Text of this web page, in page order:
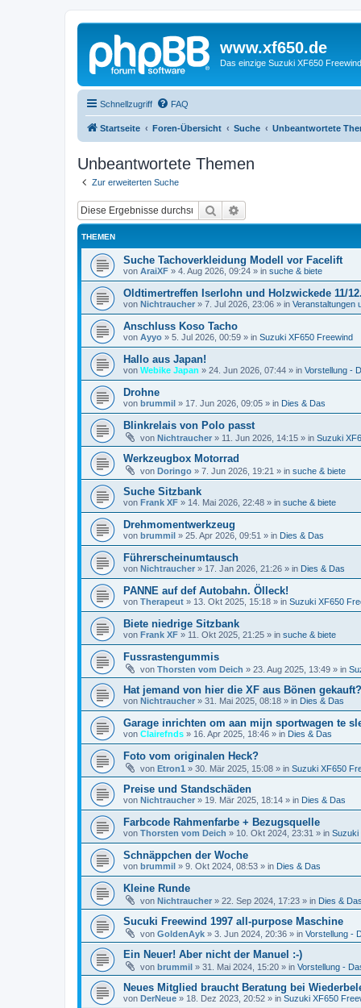
www.xf650.de
Das einzige Suzuki XF650
Schnellzugriff FAQ
Startseite Foren-Übersicht Suche Unbeantwortete
Unbeantwortete Themen
Zur erweiterten Suche
Suche
THEMEN
Suche Tachoverkleidung Modell vor Facelift
von AraiXF » 4. Aug 2026, 09:24 » in suche & biete
Oldtimertreffen Iserlohn und Holzwickede 11/
von Nichtraucher » 7. Jul 2026, 23:06 » in Veranstaltungen
Anschluss Koso Tacho
von Ayyo » 5. Jul 2026, 00:59 » in Suzuki XF650 Freewind
Hallo aus Japan!
von Webike Japan » 24. Jun 2026, 07:44 » in Vorstellung -
Drohne
von brummil » 17. Jun 2026, 09:05 » in Dies & Das
Blinkrelais von Polo passt
von Nichtraucher » 11. Jun 2026, 14:15 » in Suzuki
Werkzeugbox Motorrad
von Doringo » 7. Jun 2026, 19:21 » in suche & biete
Suche Sitzbank
von Frank XF » 14. Mai 2026, 22:48 » in suche & biete
Drehmomentwerkzeug
von brummil » 25. Apr 2026, 09:51 » in Dies & Das
Führerscheinumtausch
von Nichtraucher » 17. Jan 2026, 21:26 » in Dies & Das
PANNE auf def Autobahn. Ölleck!
von Therapeut » 13. Okt 2025, 15:18 » in Suzuki XF650
Biete niedrige Sitzbank
von Frank XF » 11. Okt 2025, 21:25 » in suche & biete
Fussrastengummis
von Thorsten vom Deich » 23. Aug 2025, 13:49 » in
Hat jemand von hier die XF aus Bönen gekauft?
von Nichtraucher » 31. Mai 2025, 08:18 » in Dies & Das
Garage inrichten om aan mijn sportwagen te
von Clairefnds » 16. Apr 2025, 18:46 » in Dies & Das
Foto vom originalen Heck?
von Etron1 » 30. Mär 2025, 15:08 » in Suzuki XF650
Preise und Standschäden
von Nichtraucher » 19. Mär 2025, 18:14 » in Dies & Das
Farbcode Rahmenfarbe + Bezugsquelle
von Thorsten vom Deich » 10. Okt 2024, 23:31 » in Suzuki
Schnäppchen der Woche
von brummil » 9. Okt 2024, 08:53 » in Dies & Das
Kleine Runde
von Nichtraucher » 22. Sep 2024, 17:23 » in Dies & Das
Sucuki Freewind 1997 all-purpose Maschine
von GoldenAyk » 3. Jun 2024, 20:36 » in Vorstellung -
Ein Neuer! Aber nicht der Manuel :-)
von brummil » 31. Mai 2024, 15:20 » in Vorstellung -
Neues Mitglied braucht Beratung bei
von DerNeue » 18. Dez 2023, 20:52 » in Suzuki XF650